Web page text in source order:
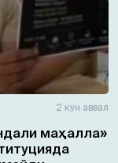
2 кун аввал
маҳалла»